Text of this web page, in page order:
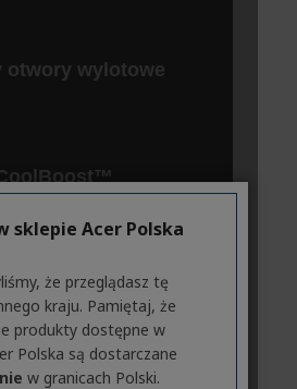
sklepie Acer Polska
że przeglądasz tę
kraju. Pamiętaj, że
produkty dostępne w
Polska są dostarczane
w granicach Polski.